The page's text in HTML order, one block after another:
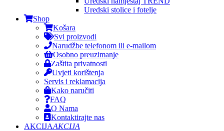
Uredski stolice i fotelje
Shop
Košara
Svi proizvodi
Narudžbe telefonom ili e-mailom
Osobno preuzimanje
Zaštita privatnosti
Uvjeti korištenja
Servis i reklamacija
Kako naručiti
FAQ
O Nama
Kontaktirajte nas
AKCIJAAKCIJA